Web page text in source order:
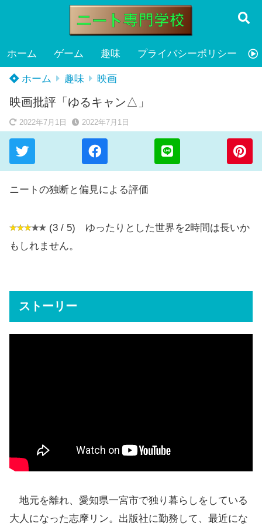
ホーム ゲーム 趣味 プライバシーポリシー
ホーム 趣味 映画
映画批評「ゆるキャン△」
2022年7月1日 2022年7月1日
ニートの独断と偏見による評価
(3 / 5) ゆったりとした世界を2時間は長いか
もしれません。
ストーリー
地元を離れ、愛知県一宮市で独り暮らしをしている
大人になった志摩リン。出版社に勤務して、最近にな